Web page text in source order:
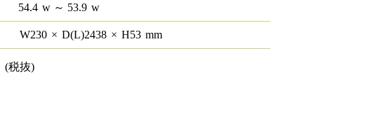
54.4 w ～ 53.9 w
W230 × D(L)2438 × H53 mm
(税抜)